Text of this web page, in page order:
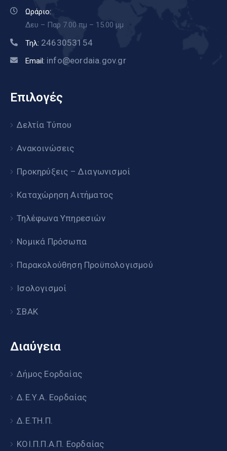
Ωράριο:
Δευ – Παρ 7.00 πμ – 15.00 μμ
Τηλ: 2463053154
Email: info@eordaia.gov.gr
Επιλογές
Δελτία Τύπου
Ανακοινώσεις
Προκηρύξεις – Διαγωνισμοί
Καταχώρηση Αιτήματος
Τηλέφωνα Υπηρεσιών
Νομικά Πρόσωπα
Παρακολούθηση Προϋπολογισμού
Ισολογισμοί
ΣΒΑΚ
Διαύγεια
Δήμος Εορδαίας
Δ.Ε.Υ.Α. Εορδαίας
Δ.Ε.ΤΗ.Π.
ΚΟΙ.Π.Π.Α.Π. Εορδαίας